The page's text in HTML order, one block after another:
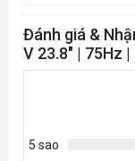
Đánh giá &
V 23.8" | 75Hz |
5 sao